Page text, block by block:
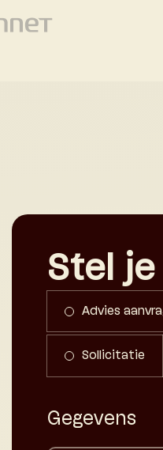
Stel
Advies
Sollicitatie
Gegevens